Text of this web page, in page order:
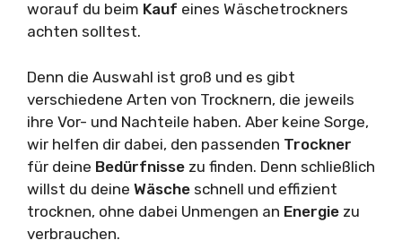
worauf du beim Kauf eines Wäschetrockners
achten solltest.
Denn die Auswahl ist groß und es gibt
verschiedene Arten von Trocknern, die jeweils
ihre Vor- und Nachteile haben. Aber keine Sorge,
wir helfen dir dabei, den passenden Trockner
für deine Bedürfnisse zu finden. Denn schließlich
willst du deine Wäsche schnell und effizient
trocknen, ohne dabei Unmengen an Energie zu
verbrauchen.